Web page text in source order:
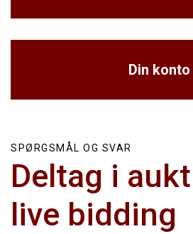
Din konto
SPØRGSMÅL OG SVAR
Deltag i
live bidding